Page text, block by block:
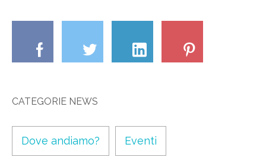
CATEGORIE NEWS
Dove andiamo? Eventi